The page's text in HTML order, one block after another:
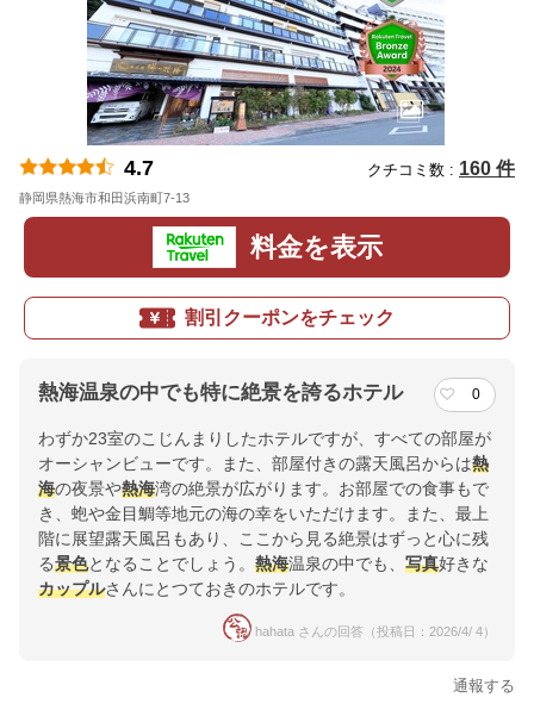
4.7 クチコミ数 : 160 件
静岡県熱海市和田浜南町7-13
料金を表示
割引クーポンをチェック
熱海温泉の中でも特に絶景を誇るホテル 0
わずか23室のこじんまりしたホテルですが、すべての部屋が
オーシャンビューです。また、部屋付きの露天風呂からは熱
海の夜景や熱海湾の絶景が広がります。お部屋での食事もで
き、蚫や金目鯛等地元の海の幸をいただけます。また、最上
階に展望露天風呂もあり、ここから見る絶景はずっと心に残
る景色となることでしょう。 熱海温泉の中でも、 写真好きな
カップルさんにとつておきのホテルです。
hahata さんの回答（投稿日：2026/4/ 4）
通報する